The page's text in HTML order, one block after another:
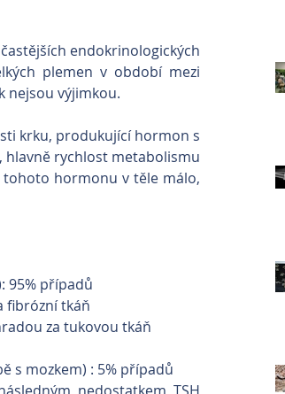
endokrinologických
plemen v období mezi
nejsou výjimkou.
krku, produkující hormon s
hlavně rychlost metabolismu
tohoto hormonu v těle málo,
95% případů
fibrózní tkáň
za tukovou tkáň
s mozkem) : 5% případů